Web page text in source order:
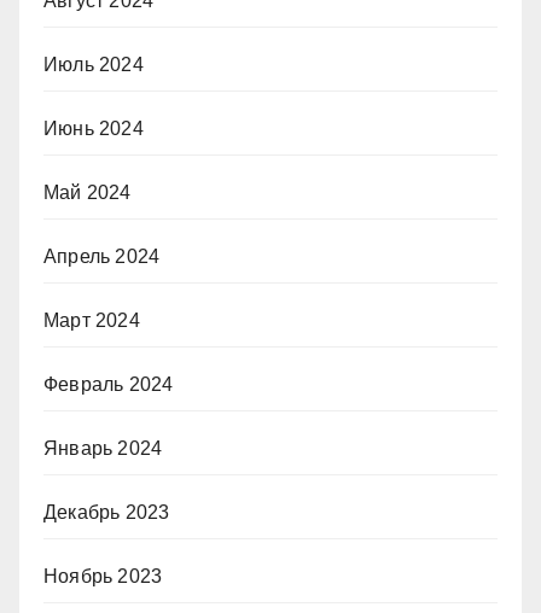
Июль 2024
Июнь 2024
Май 2024
Апрель 2024
Март 2024
Февраль 2024
Январь 2024
Декабрь 2023
Ноябрь 2023